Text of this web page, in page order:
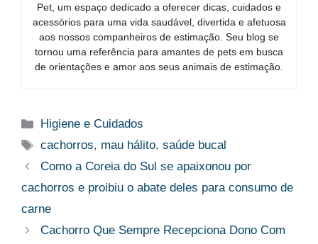
Pet, um espaço dedicado a oferecer dicas, cuidados e
acessórios para uma vida saudável, divertida e afetuosa
aos nossos companheiros de estimação. Seu blog se
tornou uma referência para amantes de pets em busca
de orientações e amor aos seus animais de estimação.
Categorias
Higiene e Cuidados
Tags
cachorros, mau hálito,saúde bucal
Como a Coreia do Sul se apaixonou por
cachorros e proibiu o abate deles para consumo de
carne
Cachorro Que Sempre Recepciona Dono Com